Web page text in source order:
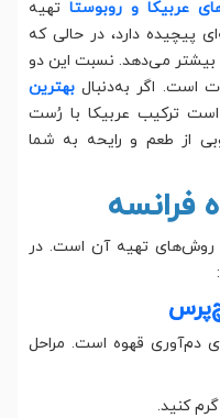
عربیکا و روبوستا تهیه
پیچیده دارد، در حالی که
بیشتر می‌دهد. نسبت این دو
است. اگر به‌دنبال بهترین
ترکیب عربیکا با رُست
از طعم و رایحه به شما
فرانسه
روش‌های تهیه آن است. در
دم‌آوری قهوه است. مراحل